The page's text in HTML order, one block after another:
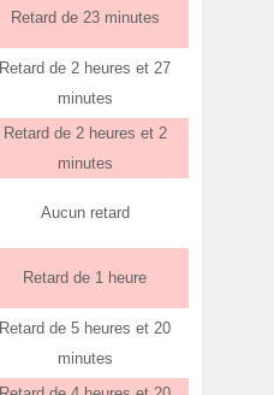
Retard de 23 minutes
Retard de 2 heures et 27
minutes
Retard de 2 heures et 2
minutes
Aucun retard
Retard de 1 heure
Retard de 5 heures et 20
minutes